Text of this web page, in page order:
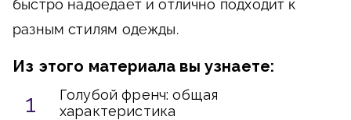
быстро надоедает и отлично подходит к
разным стилям одежды.
Из этого материала вы узнаете:
Голубой френч: общая
характеристика